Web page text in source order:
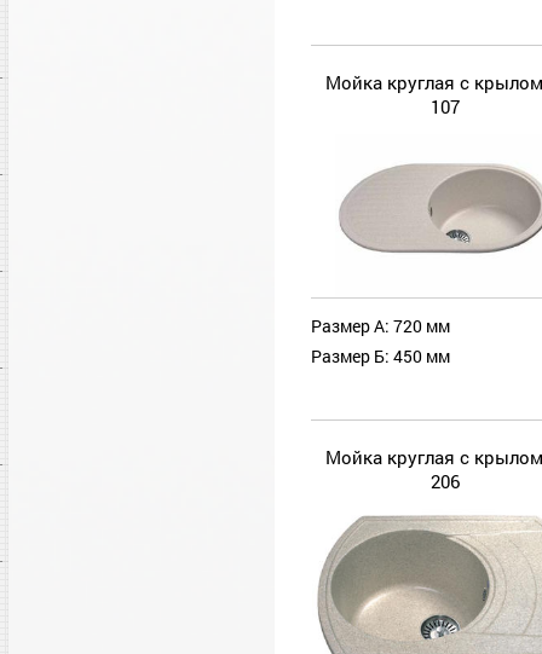
Мойка круглая с
107
Размер А: 720 мм
Размер Б: 450 мм
Мойка круглая с
206